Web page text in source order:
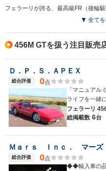
全て
456M GTを扱う注目販売
Ｄ．Ｐ．Ｓ．ＡＰＥＸ
総合評価 0点
「マニュアル
ライフを一緒
フェラーリ
総掲載数 6台
Ｍａｒｓ Ｉｎｃ． マーズ
総合評価 0点
◆◆輸入車の品